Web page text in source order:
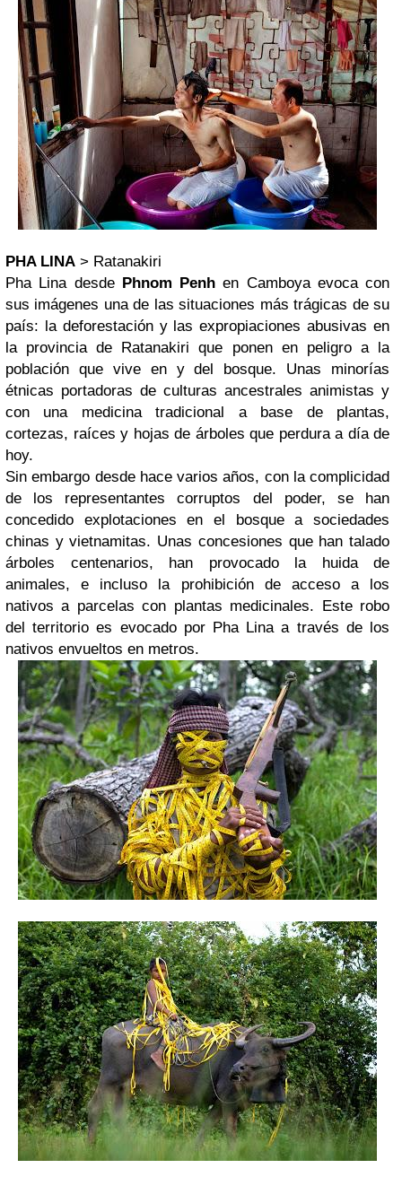
PHA LINA > Ratanakiri
Pha Lina desde Phnom Penh en Camboya evoca con
sus imágenes una de las situaciones más trágicas de su
país: la deforestación y las expropiaciones abusivas en
la provincia de Ratanakiri que ponen en peligro a la
población que vive en y del bosque. Unas minorías
étnicas portadoras de culturas ancestrales animistas y
con una medicina tradicional a base de plantas,
cortezas, raíces y hojas de árboles que perdura a día de
hoy.
Sin embargo desde hace varios años, con la complicidad
de los representantes corruptos del poder, se han
concedido explotaciones en el bosque a sociedades
chinas y vietnamitas. Unas concesiones que han talado
árboles centenarios, han provocado la huida de
animales, e incluso la prohibición de acceso a los
nativos a parcelas con plantas medicinales. Este robo
del territorio es evocado por Pha Lina a través de los
nativos envueltos en metros.